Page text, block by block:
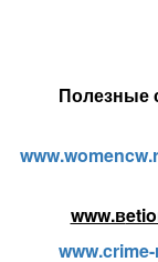
Полезные
www.womencw.
www.в
www.crime-